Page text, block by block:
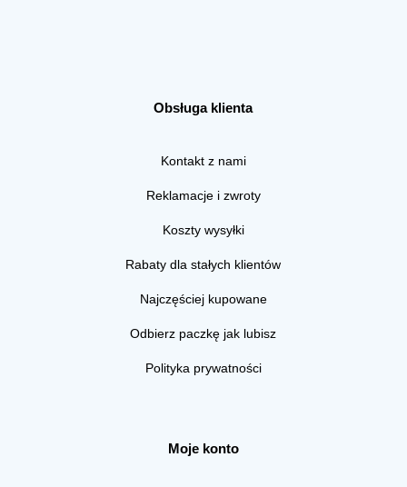
Obsługa klienta
Kontakt z nami
Reklamacje i zwroty
Koszty wysyłki
Rabaty dla stałych klientów
Najczęściej kupowane
Odbierz paczkę jak lubisz
Polityka prywatności
Moje konto